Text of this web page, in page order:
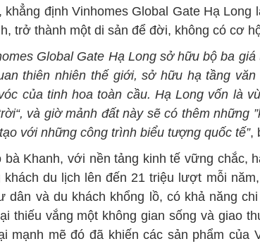
khẳng định Vinhomes Global Gate Hạ
trở thành một di sản để đời, không có cơ
Global Gate Hạ Long sở hữu bộ ba
thiên nhiên thế giới, sở hữu hạ tầng
của tinh hoa toàn cầu. Hạ Long vốn là
và giờ mảnh đất này sẽ có thêm những
với những công trình biểu tượng quốc tế”,
bà Khanh, với nền tảng kinh tế vững chắc,
khách du lịch lên đến 21 triệu lượt mỗi
dân và du khách khổng lồ, có khả năng
thiếu vắng một không gian sống và giao
mạnh mẽ đó đã khiến các sản phẩm của